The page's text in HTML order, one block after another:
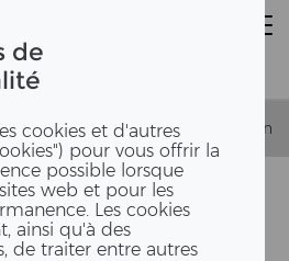
de
cookies et d'autres
pour vous offrir la
possible lorsque
web et pour les
Les cookies
ainsi qu'à des
de traiter entre autres
dans notre extension